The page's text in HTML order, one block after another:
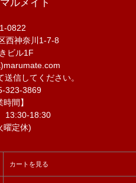
ルメイト
0822
西神奈川1-7-8
ビル1F
信してください。
323-3869
時間】
18:30
曜定休)
カートを見る